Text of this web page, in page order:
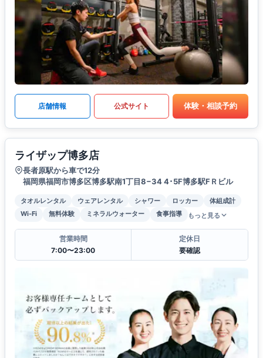
店舗情報 公式サイト 体験・相談予約
ライザップ博多店
長者原駅から車で12分
福岡県福岡市博多区博多駅南1丁目8−34 4･5F博多駅FＲビル
タオルレンタル ウェアレンタル シャワー ロッカー
体組成計
Wi-Fi
無料体験 ミネラルウォーター 食事指導 もっと見る
営業時間
7:00〜23:00
定休日
要確認